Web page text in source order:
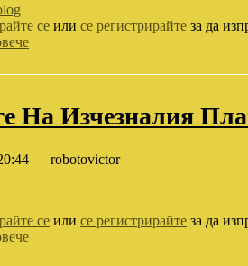
се или се регистрирайте за да
На Изчезналия
— robotovictor
се или се регистрирайте за да